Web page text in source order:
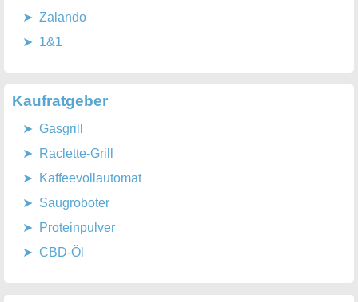
Zalando
1&1
Kaufratgeber
Gasgrill
Raclette-Grill
Kaffeevollautomat
Saugroboter
Proteinpulver
CBD-Öl